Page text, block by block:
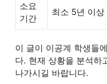
소요
기간
최소 5년 이상
이 글이 이공계 학생들
다. 현재 상황을 분석하
나가시길 바랍니다.